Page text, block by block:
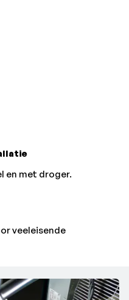
en met droger.
veeleisende